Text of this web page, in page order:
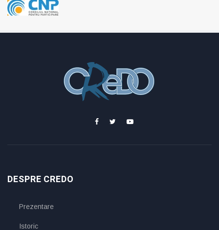
DESPRE CREDO
Prezentare
Istoric